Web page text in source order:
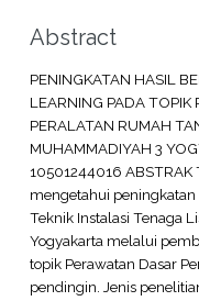
Abstract
PENINGKATAN HASIL
LEARNING PADA TOPIK
PERALATAN RUMAH
MUHAMMADIYAH 3
10501244016
mengetahui peningkatan
Teknik Instalasi Tenaga
Yogyakarta melalui
topik Perawatan Dasar
pendingin. Jenis